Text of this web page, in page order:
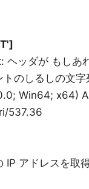
ッダが もしあ
のしるしの文字
Win64; x64)
537.36
アドレスを取得